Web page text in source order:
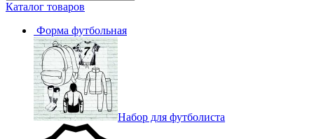
Каталог товаров
Форма футбольная
Набор для футболиста